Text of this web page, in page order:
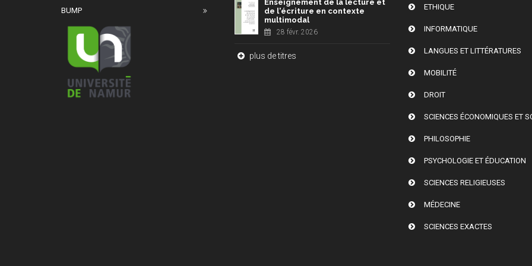
BUMP
Enseignement de la lecture et
de l'écriture en contexte
multimodal
28 févr. 2026
plus de titres
ETHIQUE
INFORMATIQUE
LANGUES ET LITTÉRATURES
MOBILITÉ
DROIT
SCIENCES ÉCONOMIQUES ET
PHILOSOPHIE
PSYCHOLOGIE ET ÉDUCATION
SCIENCES RELIGIEUSES
MÉDECINE
SCIENCES EXACTES